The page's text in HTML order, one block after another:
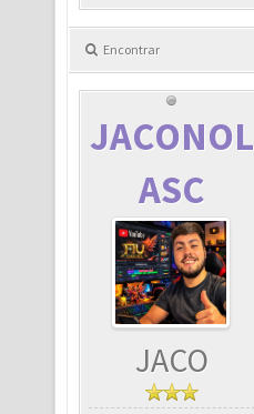
Encontrar
JACONOL
ASC
JACO